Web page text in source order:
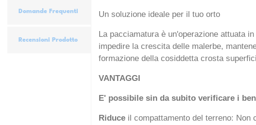
Domande Frequenti
Recensioni Prodotto
Un soluzione ideale per il tuo orto
La pacciamatura è un'operazione attuata
impedire la crescita delle malerbe,
formazione della cosiddetta crosta
VANTAGGI
E' possibile sin da subito verificare i
Riduce il compattamento del terreno: